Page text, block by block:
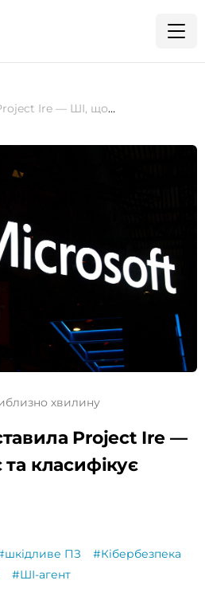
Microsoft представила Project Ire — ШІ, що аналізує та класифікує шкідливе ПЗ
хвилину
Project Ire —
класифікує
ПЗ
#Кібербезпека
#ШІ-агент